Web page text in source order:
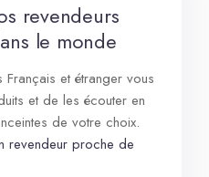
revendeurs
le monde
et étranger vous
et de les écouter en
de votre choix.
revendeur proche de